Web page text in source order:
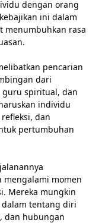
dengan orang
ini dalam
menumbuhkan rasa
pencarian
dari
guru spiritual, dan
individu
dan
pertumbuhan
mengalami momen
Mereka mungkin
tentang diri
dan hubungan